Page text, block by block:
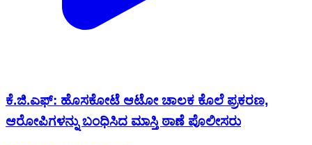
ಕೆ.ಜಿ.ಎಫ್: ಹೊಸಕೋಟೆ ಆಟೋ ಚಾಲಕ ಕೊಲೆ ಪ್ರಕರಣ,
ಆರೋಪಿಗಳನ್ನು ಬಂಧಿಸಿದ ಮಾಸ್ತಿ ಠಾಣೆ ಪೊಲೀಸರು